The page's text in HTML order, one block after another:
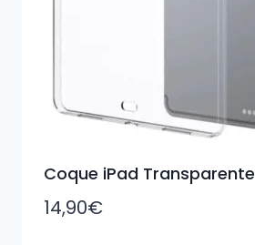
Coque iPad Transparente
14,90€